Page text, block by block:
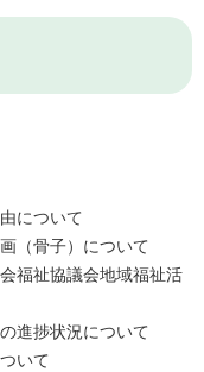
について
（骨子）について
福祉協議会地域福祉活
進捗状況について
いて